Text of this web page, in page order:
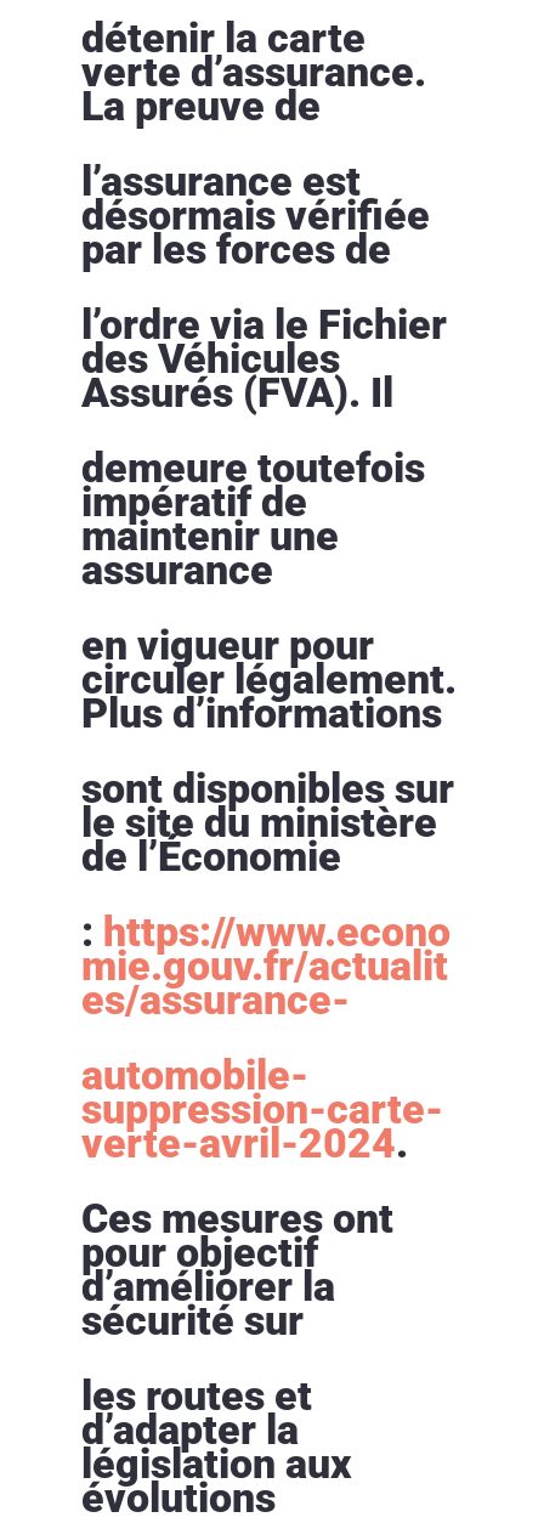
détenir la carte
verte d’assurance.
La preuve de
l’assurance est
désormais vérifiée
par les forces de
l’ordre via le Fichier
des Véhicules
Assurés (FVA). Il
demeure toutefois
impératif de
maintenir une
assurance
en vigueur pour
circuler légalement.
Plus d’informations
sont disponibles sur
le site du ministère
de l’Économie
: https://www.econo
mie.gouv.fr/actualit
es/assurance-
automobile-
suppression-carte-
verte-avril-2024.
Ces mesures ont
pour objectif
d’améliorer la
sécurité sur
les routes et
d’adapter la
législation aux
évolutions